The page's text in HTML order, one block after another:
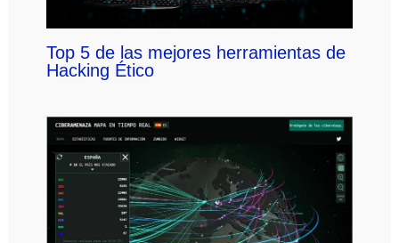
Top 5 de las mejores herramientas de
Hacking Ético